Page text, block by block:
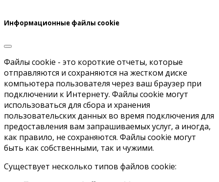
Информационные файлы cookie
Файлы cookie - это короткие отчеты, которые
отправляются и сохраняются на жестком диске
компьютера пользователя через ваш браузер при
подключении к Интернету. Файлы cookie могут
использоваться для сбора и хранения
пользовательских данных во время подключения для
предоставления вам запрашиваемых услуг, а иногда,
как правило, не сохраняются. Файлы cookie могут
быть как собственными, так и чужими.
Существует несколько типов файлов cookie: